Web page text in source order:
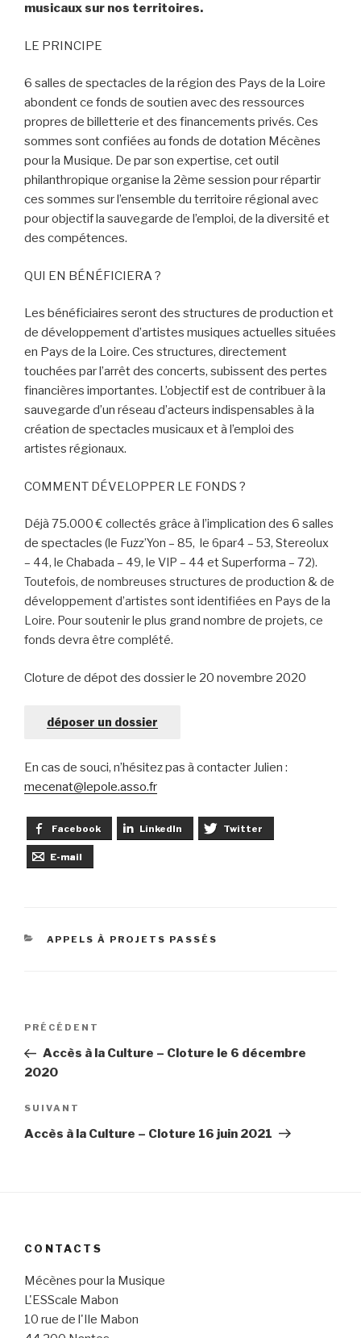
musicaux sur nos territoires.
LE PRINCIPE
6 salles de spectacles de la région des Pays de la Loire
abondent ce fonds de soutien avec des ressources
propres de billetterie et des financements privés. Ces
sommes sont confiées au fonds de dotation Mécènes
pour la Musique. De par son expertise, cet outil
philanthropique organise la 2ème session pour répartir
ces sommes sur l’ensemble du territoire régional avec
pour objectif la sauvegarde de l’emploi, de la diversité et
des compétences.
QUI EN BÉNÉFICIERA ?
Les bénéficiaires seront des structures de production et
de développement d’artistes musiques actuelles situées
en Pays de la Loire. Ces structures, directement
touchées par l’arrêt des concerts, subissent des pertes
financières importantes. L’objectif est de contribuer à la
sauvegarde d’un réseau d’acteurs indispensables à la
création de spectacles musicaux et à l’emploi des
artistes régionaux.
COMMENT DÉVELOPPER LE FONDS ?
Déjà 75.000 € collectés grâce à l’implication des 6 salles
de spectacles (le Fuzz’Yon – 85, le 6par4 – 53, Stereolux
– 44, le Chabada – 49, le VIP – 44 et Superforma – 72).
Toutefois, de nombreuses structures de production & de
développement d’artistes sont identifiées en Pays de la
Loire. Pour soutenir le plus grand nombre de projets, ce
fonds devra être complété.
Cloture de dépot des dossier le 20 novembre 2020
déposer un dossier
En cas de souci, n’hésitez pas à contacter Julien :
mecenat@lepole.asso.fr
Facebook LinkedIn Twitter
E-mail
CATÉGORIES
APPELS À PROJETS PASSÉS
Navigation
l’article
Article
précédent
PRÉCÉDENT
Accès à la Culture – Cloture le 6 décembre
2020
Article
suivant
SUIVANT
Accès à la Culture – Cloture 16 juin 2021
CONTACTS
Mécènes pour la Musique
L'ESScale Mabon
10 rue de l'Ile Mabon